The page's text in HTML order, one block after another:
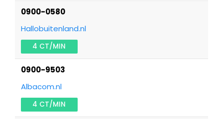
0900-0580
Hallobuitenland.nl
4 CT/MIN
0900-9503
Albacom.nl
4 CT/MIN